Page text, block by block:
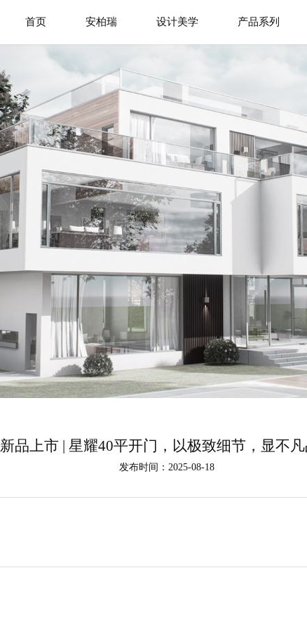
首页 安柏瑞 设计美学 产品系列
新品上市 | 星耀40平开门，以极致细节，显不
发布时间：2025-08-18